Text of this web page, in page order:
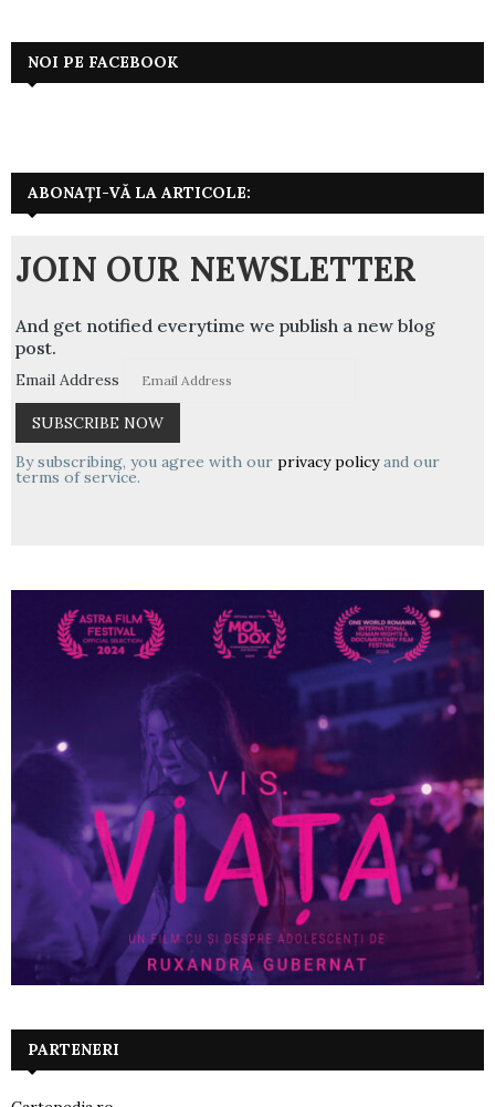
NOI PE FACEBOOK
ABONAȚI-VĂ LA ARTICOLE:
JOIN OUR NEWSLETTER
And get notified everytime we publish a new blog
post.
Email Address
By subscribing, you agree with our privacy policyand our
terms of service.
PARTENERI